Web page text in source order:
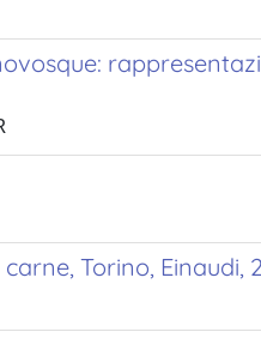
Torino, Einaudi,